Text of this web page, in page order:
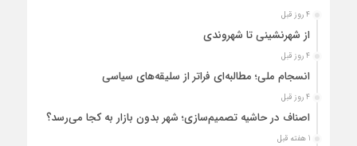
4 روز قبل
از شهرنشینی تا شهروندی
4 روز قبل
انسجام ملی؛ مطالبه‌ای فراتر از سلیقه‌های سیاسی
4 روز قبل
اصناف در حاشیه تصمیم‌سازی؛ شهر بدون بازار به کجا می‌رسد؟
1 هفته قبل